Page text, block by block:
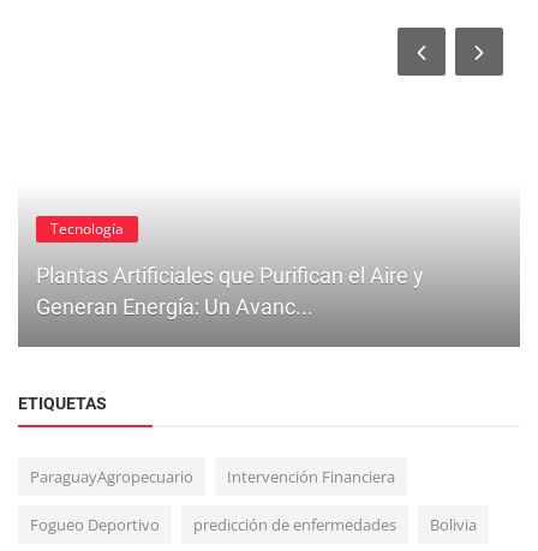
Tecnología
Plantas Artificiales que Purifican el Aire y
Generan Energía: Un Avanc...
ETIQUETAS
ParaguayAgropecuario Intervención Financiera
Fogueo Deportivo predicción de enfermedades Bolivia